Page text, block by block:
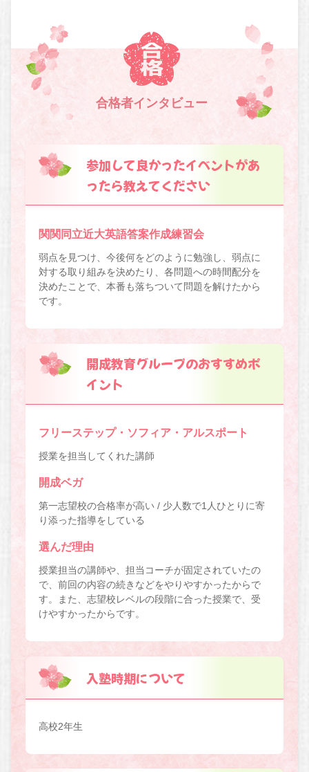
合格者インタビュー
参加して良かったイベントがあ
ったら教えてください
関関同立近大英語答案作成練習会
弱点を見つけ、今後何をどのように勉強し、弱点に
対する取り組みを決めたり、各問題への時間配分を
決めたことで、本番も落ちついて問題を解けたから
です。
開成教育グループのおすすめポ
イント
フリーステップ・ソフィア・アルスポート
授業を担当してくれた講師
開成ベガ
第一志望校の合格率が高い / 少人数で1人ひとりに寄
り添った指導をしている
選んだ理由
授業担当の講師や、担当コーチが固定されていたの
で、前回の内容の続きなどをやりやすかったからで
す。また、志望校レベルの段階に合った授業で、受
けやすかったからです。
入塾時期について
高校2年生